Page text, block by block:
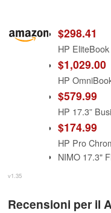
$298.41
$1,029.00
$579.99
$174.99
v1.35
Recensioni per il